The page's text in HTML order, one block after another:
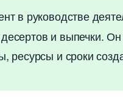
в руководстве
и выпечки. Он
и сроки